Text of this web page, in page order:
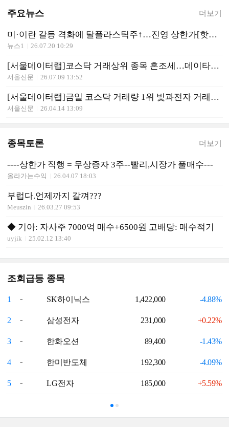
주요뉴스 더보기
미·이란 갈등 격화에 탈플라스틱주↑…진영 상한가[핫종목]
뉴스1 26.07.20 10:29
[서울데이터랩]코스닥 거래상위 종목 혼조세…데이타솔루션 상한가·랩지노믹스 급등
서울신문 26.07.09 13:52
[서울데이터랩]금일 코스닥 거래량 1위 빛과전자 거래대금 2212억 돌파
서울신문 26.04.14 13:09
종목토론 더보기
----상한가 직행 = 무상증자 3주--빨리,시장가 풀매수---
올라가는수익 26.04.07 18:03
부럽다.언제까지 갈껴???
Meuszin 26.03.27 09:53
◆ 기아: 자사주 7000억 매수+6500원 고배당: 매수적기
uyjik 25.02.12 13:40
조회급등 종목
1 SK하이닉스 1,422,000 -4.88%
2 삼성전자 231,000 +0.22%
3 한화오션 89,400 -1.43%
4 한미반도체 192,300 -4.09%
5 LG전자 185,000 +5.59%